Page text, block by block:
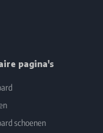
pagina's
schoenen